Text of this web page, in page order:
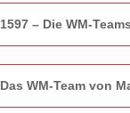
1597 – Die WM-
WM-Team von